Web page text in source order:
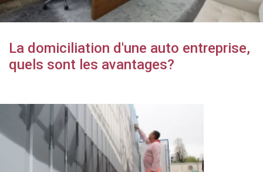
La domiciliation d'une auto entreprise,
quels sont les avantages?